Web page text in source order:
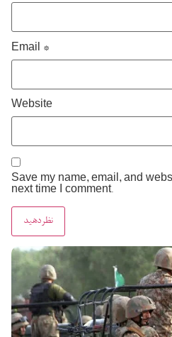
Email *
Website
Save my name, email, and
next time I comment.